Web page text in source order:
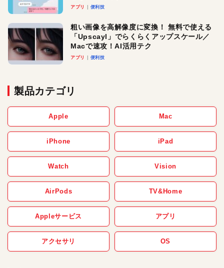
アプリ 便利技
粗い画像を高解像度に変換！ 無料で使える
「Upscayl」でらくらくアップスケール／
Macで速攻！AI活用テク
アプリ 便利技
製品カテゴリ
Apple Mac
iPhone iPad
Watch Vision
AirPods TV&Home
Appleサービス アプリ
アクセサリ OS